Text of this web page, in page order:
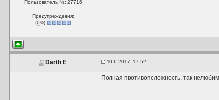
Пользователь №: 27716
Предупреждения:
(0%)
Darth E 10.6.2017, 17:52
Полная противоположность, так